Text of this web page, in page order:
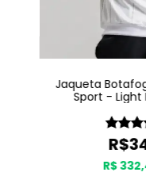
Jaqueta
Sport - Light
R$